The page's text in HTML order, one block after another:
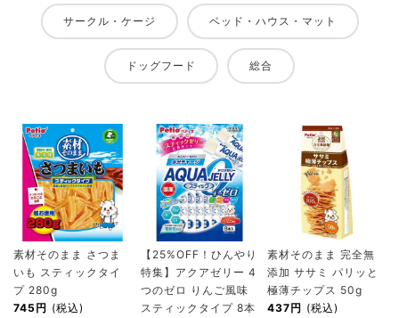
サークル・ケージ ベッド・ハウス・マット
ドッグフード 総合
素材そのまま さつま
いも スティックタイ
プ 280g
745円 (税込)
【25%OFF！ひんやり
特集】アクアゼリー 4
つのゼロ りんご風味
スティックタイプ 8本
素材そのまま 完全無
添加 ササミ パリッと
極薄チップス 50g
437円 (税込)